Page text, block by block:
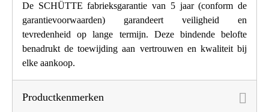
De SCHÜTTE fabrieksgarantie van 5 jaar (conform de
garantievoorwaarden) garandeert veiligheid en
tevredenheid op lange termijn. Deze bindende belofte
benadrukt de toewijding aan vertrouwen en kwaliteit bij
elke aankoop.
Productkenmerken